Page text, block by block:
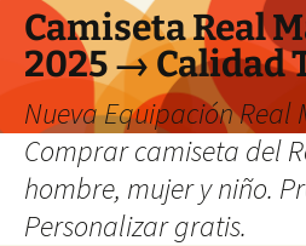
Camiseta Real
2025 → Calidad
Nueva Equipación Real
Comprar camiseta del
hombre, mujer y niño.
Personalizar gratis.